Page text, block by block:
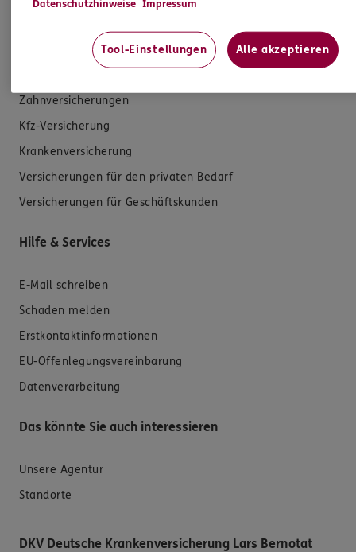
Zahnversicherungen
Kfz-Versicherung
Krankenversicherung
Versicherungen für den privaten Bedarf
Versicherungen für Geschäftskunden
Hilfe & Services
E-Mail schreiben
Schaden melden
Erstkontaktinformationen
EU-Offenlegungsvereinbarung
Datenverarbeitung
Das könnte Sie auch interessieren
Unsere Agentur
Standorte
DKV Deutsche Krankenversicherung Lars Bernotat
Datenschutzhinweise Impressum
Tool-Einstellungen Alle akzeptieren